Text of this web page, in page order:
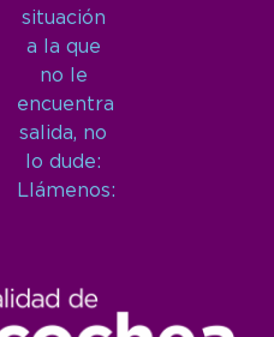
situación
a la que
no le
encuentra
salida, no
lo dude:
Llámenos: